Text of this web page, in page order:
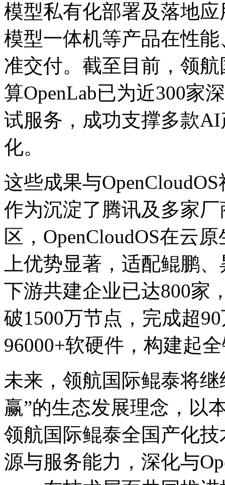
模型私有化部署及落地应
模型一体机等产品在性能
准交付。截至目前，
算OpenLab已为近300家
试服务，成功支撑多
化。
这些成果与
作为沉淀了腾讯及多家
区，OpenCloudOS在云
上优势显著，适配鲲鹏
下游共建企业已达800家
破1500万节点，完成超
96000+软硬件，构建
未来，领航国际鲲泰将
赢”的生态发展理念，以
领航国际鲲泰全国产化
源与服务能力，深化与